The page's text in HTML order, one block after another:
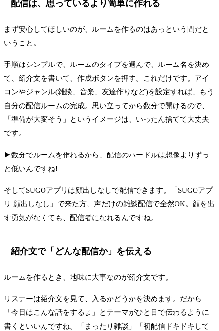
配信は、思っているより簡単に作れる
まず安心してほしいのが、ルームを作るのはあっという間だと
いうこと。
手順はシンプルで、ルームのタイプを選んで、ルーム名を決め
て、紹介文を書いて、作成ボタンを押す。これだけです。アイ
コンやジャンル(雑談、音楽、友達作りなど)を設定すれば、もう
自分の配信ルームの完成。思い立ってから数分で開けるので、
「準備が大変そう」というイメージは、いったん捨てて大丈夫
です。
▶数分でルームを作れるから、配信のハードルは想像よりずっ
と低いんですね!
そしてSUGOアプリは顔出しなしで配信できます。「SUGOアプ
リ 顔出しなし」で来た方、声だけの雑談配信で全然OK。顔を出
す勇気がなくても、配信者になれるんですね。
紹介文で「どんな配信か」を伝える
ルームを作るとき、地味に大事なのが紹介文です。
リスナーは紹介文を見て、入るかどうかを決めます。だから
「今日はこんな話をするよ」とテーマがひと目で伝わるように
書くといいんですね。「まったり雑談」「初配信ドキドキして